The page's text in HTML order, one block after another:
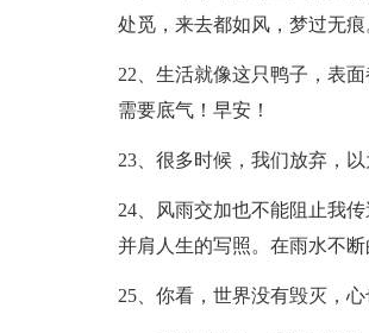
处觅，来去都如风，梦过无痕
22、生活就像这只鸭子，表
需要底气！早安！
23、很多时候，我们放弃，
24、风雨交加也不能阻止我
并肩人生的写照。在雨水不
25、你看，世界没有毁灭，